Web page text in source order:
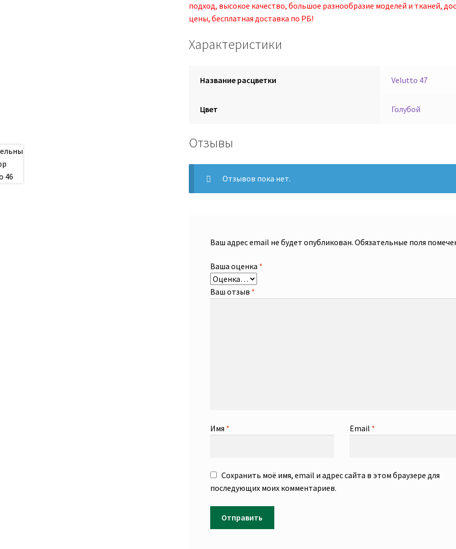
подход, высокое качество, большое разнообразие моделей и тканей,
цены, бесплатная доставка по РБ!
Характеристики
Название расцветки Velutto 47
Цвет Голубой
Отзывы
Отзывов пока нет.
Ваш адрес email не будет опубликован. Обязательные поля
Ваша оценка *
Ваш отзыв *
Имя * Email *
Сохранить моё имя, email и адрес сайта в этом браузере для
последующих моих комментариев.